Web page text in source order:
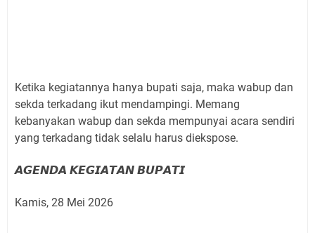
Ketika kegiatannya hanya bupati saja, maka wabup dan
sekda terkadang ikut mendampingi. Memang
kebanyakan wabup dan sekda mempunyai acara sendiri
yang terkadang tidak selalu harus diekspose.
𝘼𝙂𝙀𝙉𝘿𝘼 𝙆𝙀𝙂𝙄𝘼𝙏𝘼𝙉 𝘽𝙐𝙋𝘼𝙏𝙄
Kamis, 28 Mei 2026